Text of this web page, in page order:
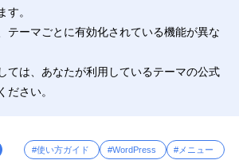
す。
テーマごとに有効化されている機能が異な
ては、あなたが利用しているテーマの公式
ださい。
#使い方ガイド #WordPress #メニュー
ューの登録